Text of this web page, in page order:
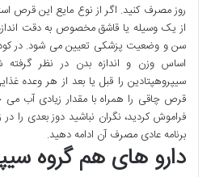
روز مصرف کنید. اگر از نوع مایع این قرص
از یک وسیله یا قاشق مخصوص به دقت
سن و وضعیت پزشکی تعیین می شود. در
اساس وزن و اندازه بدن در نظر
سیپروهپتادین را قبل یا بعد از هر وعده
قرص چاقی را همراه با مقدار زیادی آب
فراموش کردید، نگران نباشید دوز بعدی
برنامه عادی مصرف آن ادامه دهید.
دارو های هم گروه